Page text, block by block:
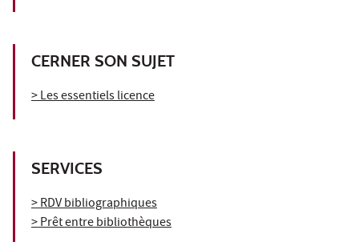
CERNER SON SUJET
> Les essentiels licence
SERVICES
> RDV bibliographiques
> Prêt entre bibliothèques